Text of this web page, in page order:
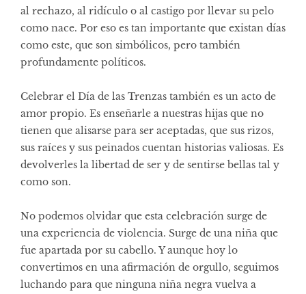
al rechazo, al ridículo o al castigo por llevar su pelo
como nace. Por eso es tan importante que existan días
como este, que son simbólicos, pero también
profundamente políticos.
Celebrar el Día de las Trenzas también es un acto de
amor propio. Es enseñarle a nuestras hijas que no
tienen que alisarse para ser aceptadas, que sus rizos,
sus raíces y sus peinados cuentan historias valiosas. Es
devolverles la libertad de ser y de sentirse bellas tal y
como son.
No podemos olvidar que esta celebración surge de
una experiencia de violencia. Surge de una niña que
fue apartada por su cabello. Y aunque hoy lo
convertimos en una afirmación de orgullo, seguimos
luchando para que ninguna niña negra vuelva a